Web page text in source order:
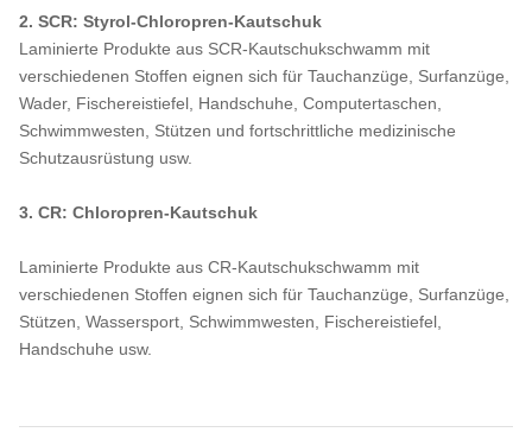
2. SCR: Styrol-Chloropren-Kautschuk
Laminierte Produkte aus SCR-Kautschukschwamm mit
verschiedenen Stoffen eignen sich für Tauchanzüge, Surfanzüge,
Wader, Fischereistiefel, Handschuhe, Computertaschen,
Schwimmwesten, Stützen und fortschrittliche medizinische
Schutzausrüstung usw.
3. CR: Chloropren-Kautschuk
Laminierte Produkte aus CR-Kautschukschwamm mit
verschiedenen Stoffen eignen sich für Tauchanzüge, Surfanzüge,
Stützen, Wassersport, Schwimmwesten, Fischereistiefel,
Handschuhe usw.